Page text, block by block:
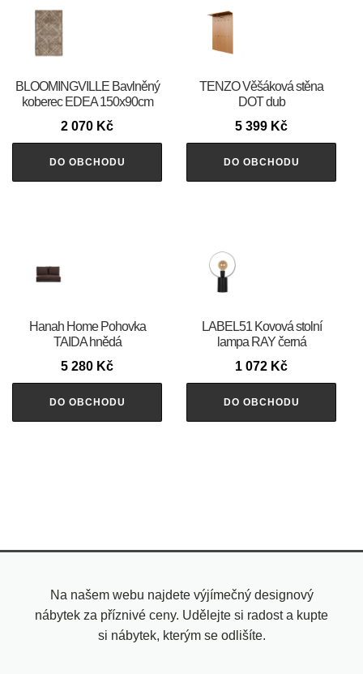
BLOOMINGVILLE Bavlněný
koberec EDEA 150x90cm
2 070 Kč
DO OBCHODU
TENZO Věšáková stěna
DOT dub
5 399 Kč
DO OBCHODU
Hanah Home Pohovka
TAIDA hnědá
5 280 Kč
DO OBCHODU
LABEL51 Kovová stolní
lampa RAY černá
1 072 Kč
DO OBCHODU
Na našem webu najdete výjímečný designový
nábytek za příznivé ceny. Udělejte si radost a kupte
si nábytek, kterým se odlišíte.